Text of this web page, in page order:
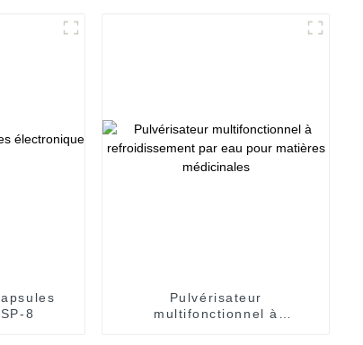
8
Pulvérisateur
multifonctionnel à